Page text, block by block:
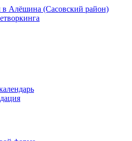
в Алёшина (Сасовский район)